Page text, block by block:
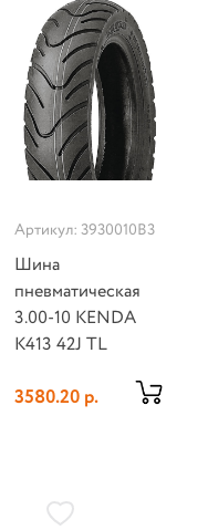
Артикул: 3930010B3
Шина
пневматическая
3.00-10 KENDA
K413 42J TL
3580.20 р.